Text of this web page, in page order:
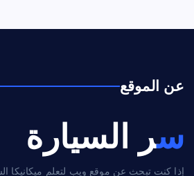
عن الموقع
سر السيارة
إذا كنت تبحث عن موقع ويب لتعلم ميكانيكا